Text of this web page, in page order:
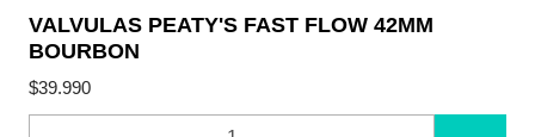
VALVULAS PEATY'S FAST FLOW 42MM
BOURBON
$39.990